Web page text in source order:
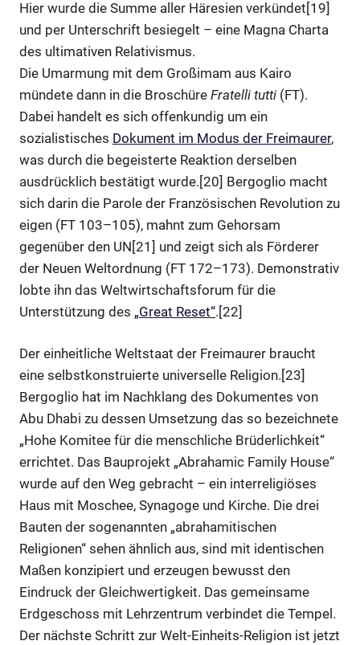
Hier wurde die Summe aller Häresien verkündet[19]
und per Unterschrift besiegelt – eine Magna Charta
des ultimativen Relativismus.
Die Umarmung mit dem Großimam aus Kairo
mündete dann in die Broschüre Fratelli tutti (FT).
Dabei handelt es sich offenkundig um ein
sozialistisches Dokument im Modus der Freimaurer,
was durch die begeisterte Reaktion derselben
ausdrücklich bestätigt wurde.[20] Bergoglio macht
sich darin die Parole der Französischen Revolution zu
eigen (FT 103–105), mahnt zum Gehorsam
gegenüber den UN[21] und zeigt sich als Förderer
der Neuen Weltordnung (FT 172–173). Demonstrativ
lobte ihn das Weltwirtschaftsforum für die
Unterstützung des „Great Reset“.[22]
Der einheitliche Weltstaat der Freimaurer braucht
eine selbstkonstruierte universelle Religion.[23]
Bergoglio hat im Nachklang des Dokumentes von
Abu Dhabi zu dessen Umsetzung das so bezeichnete
„Hohe Komitee für die menschliche Brüderlichkeit“
errichtet. Das Bauprojekt „Abrahamic Family House“
wurde auf den Weg gebracht – ein interreligiöses
Haus mit Moschee, Synagoge und Kirche. Die drei
Bauten der sogenannten „abrahamitischen
Religionen“ sehen ähnlich aus, sind mit identischen
Maßen konzipiert und erzeugen bewusst den
Eindruck der Gleichwertigkeit. Das gemeinsame
Erdgeschoss mit Lehrzentrum verbindet die Tempel.
Der nächste Schritt zur Welt-Einheits-Religion ist jetzt